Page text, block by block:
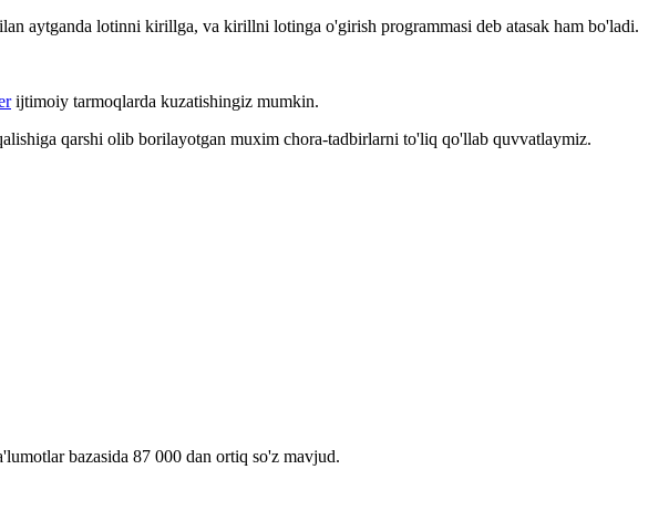
aytganda lotinni kirillga, va kirillni lotinga o'girish programmasi deb atasak ham bo'ladi.
ijtimoiy tarmoqlarda kuzatishingiz mumkin.
qarshi olib borilayotgan muxim chora-tadbirlarni to'liq qo'llab quvvatlaymiz.
bazasida 87 000 dan ortiq so'z mavjud.